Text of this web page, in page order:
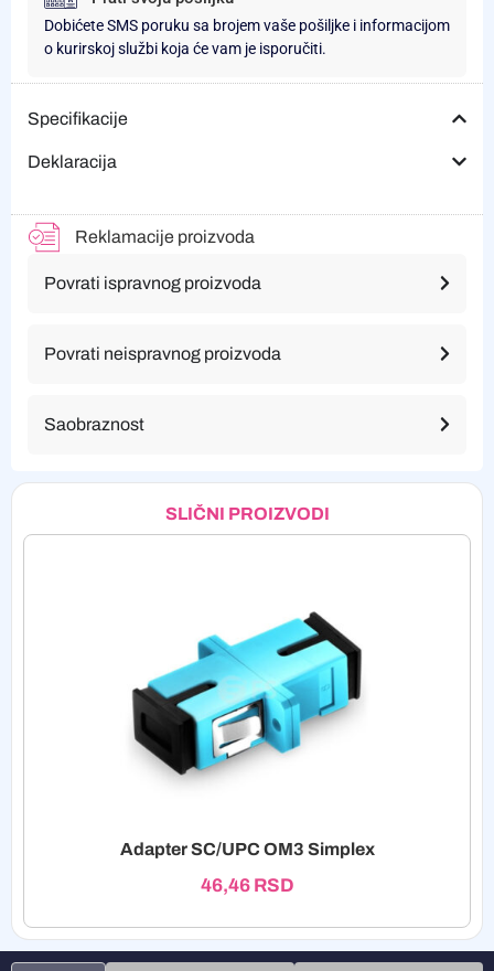
Dobićete SMS poruku sa brojem vaše pošiljke i informacijom
o kurirskoj službi koja će vam je isporučiti.
Specifikacije
Deklaracija
Reklamacije proizvoda
Povrati ispravnog proizvoda
Povrati neispravnog proizvoda
Saobraznost
SLIČNI PROIZVODI
Adapter SC/UPC OM3 Simplex
46,46 RSD